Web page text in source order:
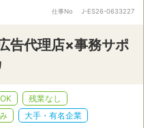
仕事No J-ES26-0633227
告代理店×事務サポ
残業なし
大手・有名企業